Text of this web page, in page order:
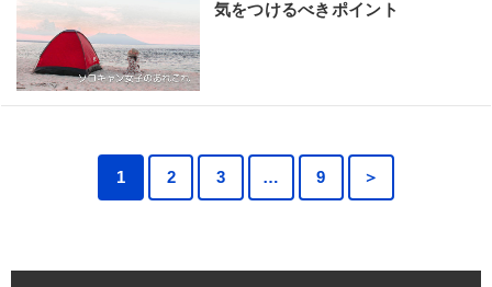
気をつけるべきポイント
1 2 3 … 9 ＞